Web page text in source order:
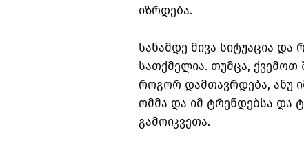
იზრდება.
სანამდე მივა სიტუაცია
სათქმელია. თუმცა, ქვემოთ
როგორ დამთავრდება, ანუ
ომმა და იმ ტრენდებსა და
გამოიკვეთა.